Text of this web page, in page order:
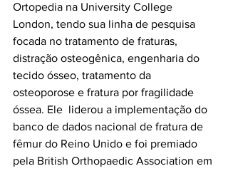
Ortopedia na University College
London, tendo sua linha de pesquisa
focada no tratamento de fraturas,
distração osteogênica, engenharia do
tecido ósseo, tratamento da
osteoporose e fratura por fragilidade
óssea. Ele  liderou a implementação do
banco de dados nacional de fratura de
fêmur do Reino Unido e foi premiado
pela British Orthopaedic Association em